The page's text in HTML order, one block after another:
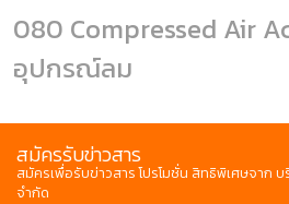
080 Compressed Air
อุปกรณ์ลม
สมัครรับข่าวสาร
สมัครเพื่อรับข่าวสาร โปรโมชั่น สิทธิพิเศษจาก บ
จำกัด